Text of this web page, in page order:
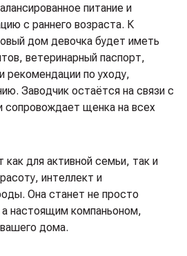
питание и
с раннего возраста. К
дом девочка будет иметь
ветеринарный паспорт,
рекомендации по уходу,
Заводчик остаётся на связи с
сопровождает щенка на всех
для активной семьи, так и
интеллект и
Она станет не просто
настоящим компаньоном,
дома.